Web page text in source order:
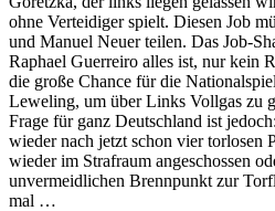
ohne Verteidiger spielt. Diesen Job
und Manuel Neuer teilen. Das Job-
Raphael Guerreiro alles ist, nur kein
die große Chance für die
Leweling, um über Links Vollgas zu
Frage für ganz Deutschland ist
wieder nach jetzt schon vier torlosen
wieder im Strafraum angeschossen
unvermeidlichen Brennpunkt zur
mal …